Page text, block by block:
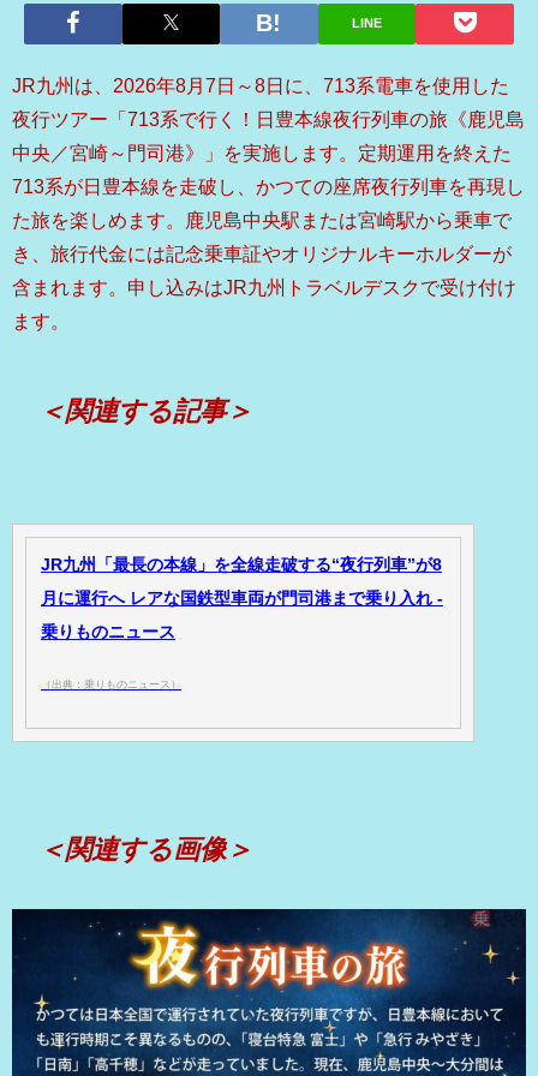
LINE
JR九州は、2026年8月7日～8日に、713系電車を使用した
夜行ツアー「713系で行く！日豊本線夜行列車の旅《鹿児島
中央／宮崎～門司港》」を実施します。定期運用を終えた
713系が日豊本線を走破し、かつての座席夜行列車を再現し
た旅を楽しめます。鹿児島中央駅または宮崎駅から乗車で
き、旅行代金には記念乗車証やオリジナルキーホルダーが
含まれます。申し込みはJR九州トラベルデスクで受け付け
ます。
＜関連する記事＞
JR九州「最長の本線」を全線走破する“夜行列車”が8
月に運行へ レアな国鉄型車両が門司港まで乗り入れ -
乗りものニュース
（出典：乗りものニュース）
＜関連する画像＞